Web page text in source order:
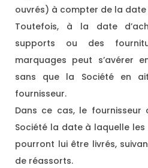
ouvrés) à compter de la date
Toutefois, à la date
supports ou des
marquages peut s’avérer
sans que la Société en
fournisseur.
Dans ce cas, le fournisseur
Société la date à laquelle
pourront lui être livrés,
de réassorts.